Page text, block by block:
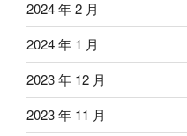
2024 年 2 月
2024 年 1 月
2023 年 12 月
2023 年 11 月